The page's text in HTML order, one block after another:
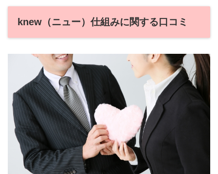
knew（ニュー）仕組みに関する口コミ